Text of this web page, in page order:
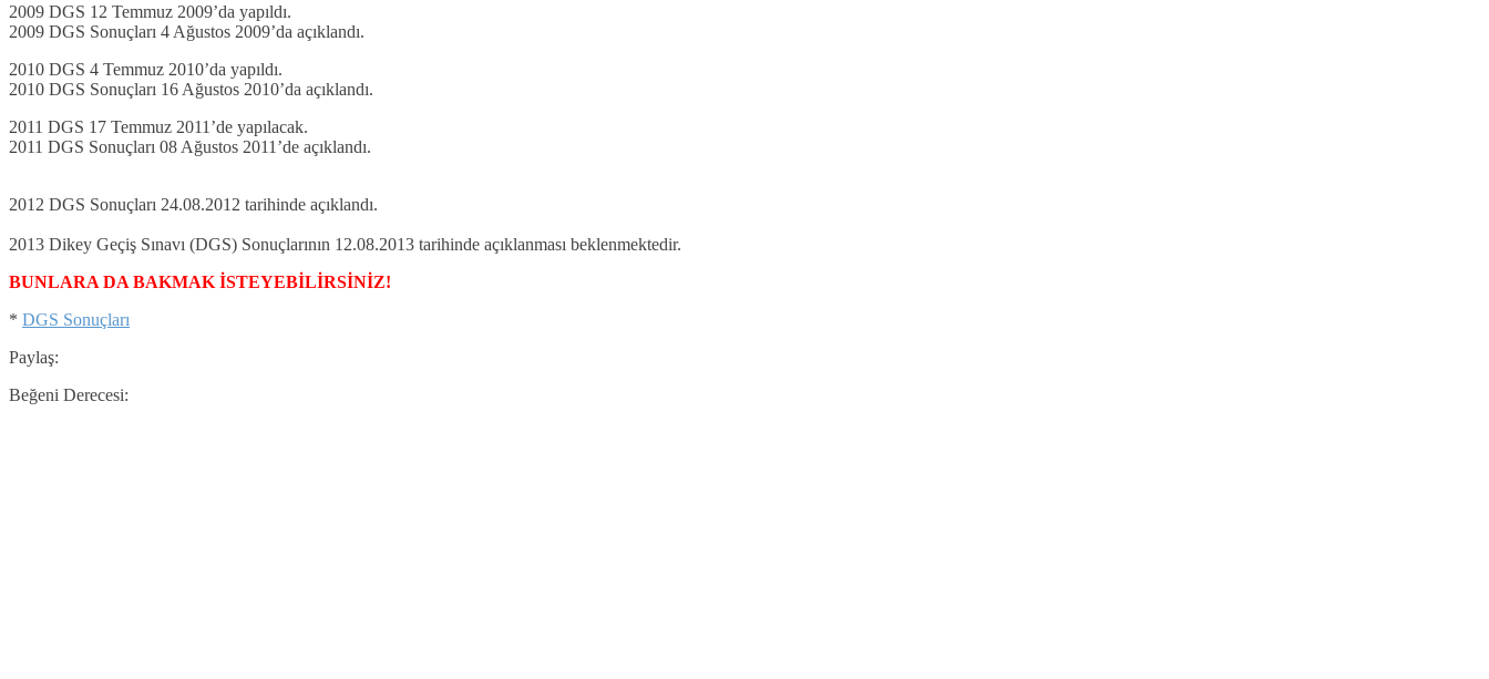
2009 DGS 12 Temmuz 2009’da yapıldı.
2009 DGS Sonuçları 4 Ağustos 2009’da açıklandı.
2010 DGS 4 Temmuz 2010’da yapıldı.
2010 DGS Sonuçları 16 Ağustos 2010’da açıklandı.
2011 DGS 17 Temmuz 2011’de yapılacak.
2011 DGS Sonuçları 08 Ağustos 2011’de açıklandı.
2012 DGS Sonuçları 24.08.2012 tarihinde açıklandı.
2013 Dikey Geçiş Sınavı (DGS) Sonuçlarının 12.08.2013 tarihinde açıklanması beklenmektedir.
BUNLARA DA BAKMAK İSTEYEBİLİRSİNİZ!
* DGS Sonuçları
Paylaş:
Beğeni Derecesi: